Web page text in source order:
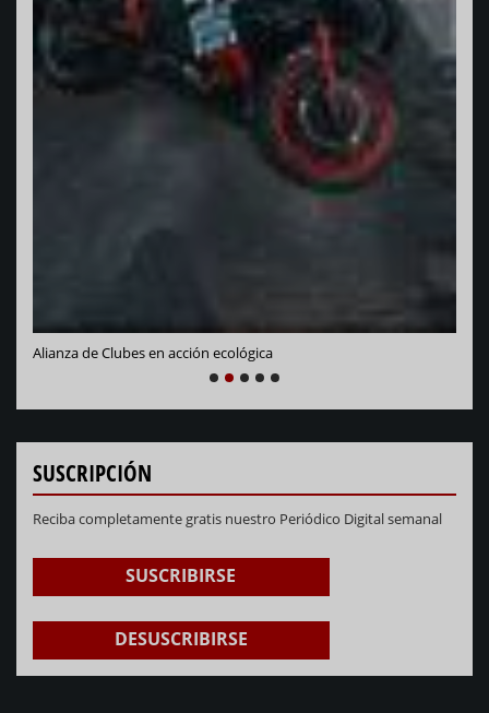
PREVIOUS
SUSCRIPCIÓN
Reciba completamente gratis nuestro Periódico Digital semanal
SUSCRIBIRSE
DESUSCRIBIRSE